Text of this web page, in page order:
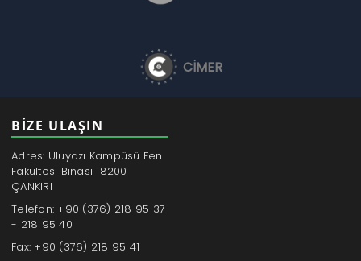
CİMER
BİZE ULAŞIN
Adres: Uluyazı Kampüsü Fen
Fakültesi Binası 18200
ÇANKIRI
Telefon: +90 (376) 218 95 37
- 218 95 40
Fax: +90 (376) 218 95 41